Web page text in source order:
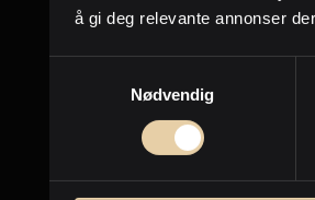
å gi deg relevante annonser
Nødvendig
Fine dining eller pizza?